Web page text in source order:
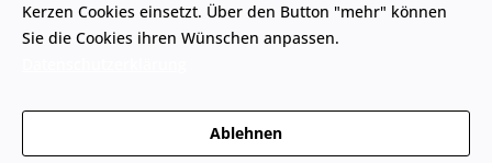
Kerzen Cookies einsetzt. Über den Button "mehr" können
Sie die Cookies ihren Wünschen anpassen.
Ablehnen